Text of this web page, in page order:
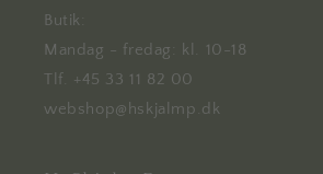
Butik:
Mandag - fredag: kl. 10-18
Tlf. +45 33 11 82 00
webshop@hskjalmp.dk